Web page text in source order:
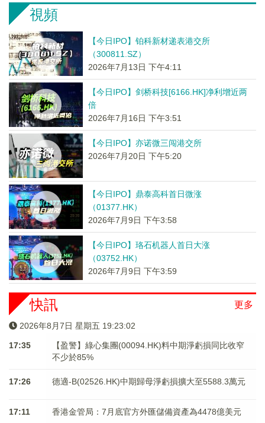
視頻
【今日IPO】铂科新材递表港交所
（300811.SZ）
2026年7月13日 下午4:11
【今日IPO】剑桥科技[6166.HK]净利增近两
倍
2026年7月16日 下午3:51
【今日IPO】亦诺微三闯港交所
2026年7月20日 下午5:20
【今日IPO】鼎泰高科首日微涨
（01377.HK）
2026年7月9日 下午3:58
【今日IPO】珞石机器人首日大涨
（03752.HK）
2026年7月9日 下午3:59
更多
快訊
2026年8月7日 星期五 19:23:02
17:35
【盈警】綠心集團(00094.HK)料中期淨虧損同比收窄
不少於85%
17:26 德適-B(02526.HK)中期歸母淨虧損擴大至5588.3萬元
17:11 香港金管局：7月底官方外匯儲備資產為4478億美元